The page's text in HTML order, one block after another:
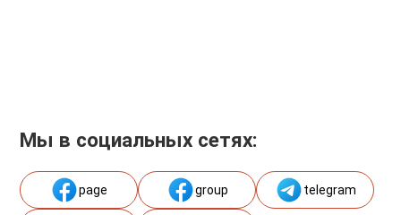
Мы в социальных сетях:
page group telegram